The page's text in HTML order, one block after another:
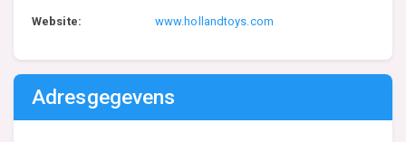
Website: www.hollandtoys.com
Adresgegevens